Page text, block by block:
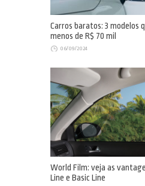
Carros baratos: 3 modelos
menos de R$ 70 mil
06/09/2024
World Film: veja as
Line e Basic Line